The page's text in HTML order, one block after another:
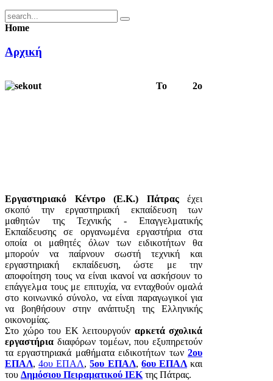
Home
Αρχική
Το 2ο
Εργαστηριακό Κέντρο (Ε.Κ.) Πάτρας έχει
σκοπό την εργαστηριακή εκπαίδευση των
μαθητών της Τεχνικής - Επαγγελματικής
Εκπαίδευσης σε οργανωμένα εργαστήρια στα
οποία οι μαθητές όλων των ειδικοτήτων θα
μπορούν να παίρνουν σωστή τεχνική και
εργαστηριακή εκπαίδευση, ώστε με την
αποφοίτηση τους να είναι ικανοί να ασκήσουν το
επάγγελμα τους με επιτυχία, να ενταχθούν ομαλά
στο κοινωνικό σύνολο, να είναι παραγωγικοί για
να βοηθήσουν στην ανάπτυξη της Ελληνικής
οικονομίας.
Στο χώρο του ΕΚ λειτουργούν αρκετά σχολικά
εργαστήρια διαφόρων τομέων, που εξυπηρετούν
τα εργαστηριακά μαθήματα ειδικοτήτων των 2ου
ΕΠΑΛ,4ου ΕΠΑΛ,5ου ΕΠΑΛ, 6ου ΕΠΑΛκαι
του Δημόσιου Πειραματικού ΙΕΚτης Πάτρας.